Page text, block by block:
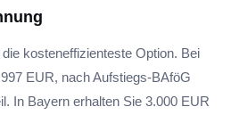
kosteneffizienteste Option. Bei
EUR, nach Aufstiegs-BAföG
In Bayern erhalten Sie 3.000 EUR